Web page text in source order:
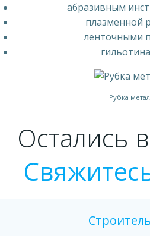
абразивным
плазменной
ленточными
Рубка
Остались